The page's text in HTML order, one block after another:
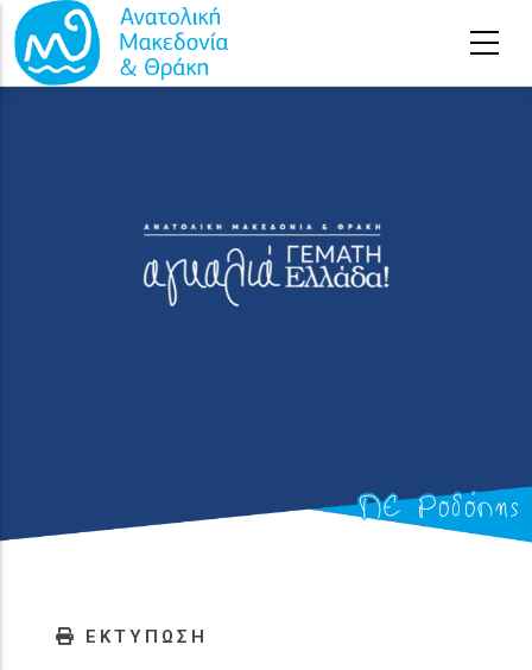
Παράκαμψη προς το κυρίως περιεχόμενο
ΠΕ Ροδόπης
ΕΚΤΥΠΩΣΗ